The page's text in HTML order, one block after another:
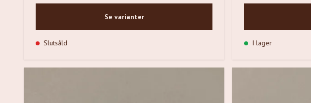
Se varianter
Slutsåld I lager